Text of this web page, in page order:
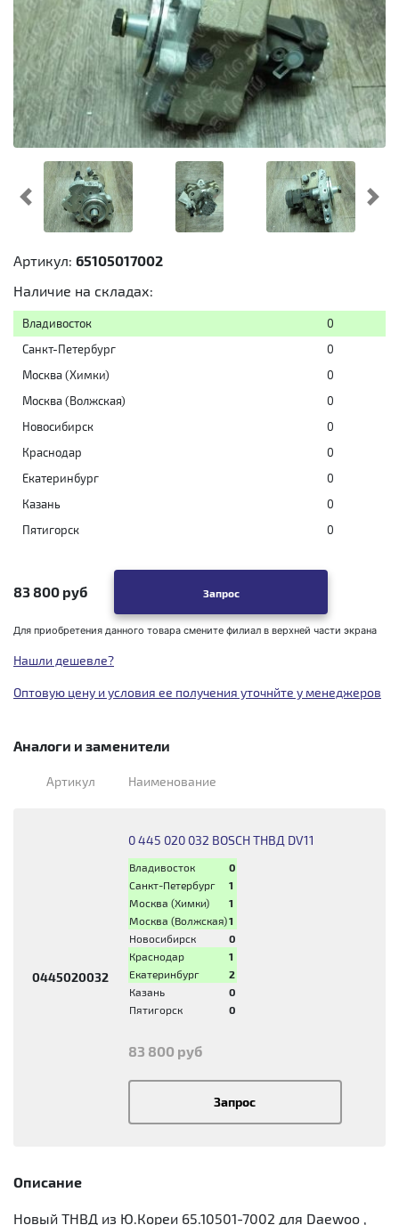
Предыдущий
Артикул: 65105017002
Наличие на складах:
Владивосток
0
Санкт-Петербург
0
Москва (Химки)
0
Москва (Волжская)
0
Новосибирск
0
Краснодар
0
Екатеринбург
0
Казань
0
Пятигорск
0
83 800 руб Запрос
Для приобретения данного товара смените филиал в верхней части экрана
Нашли дешевле?
Оптовую цену и условия ее получения уточнйте у менеджеров
Аналоги и заменители
Артикул Наименование
0445020032
0 445 020 032 BOSCH ТНВД DV11
Владивосток
0
Санкт-Петербург
1
Москва (Химки)
1
Москва (Волжская)1
Новосибирск
0
Краснодар
1
Екатеринбург
2
Казань
0
Пятигорск
0
83 800 руб
Запрос
Описание
Новый ТНВД из Ю.Кореи 65.10501-7002 для Daewoo ,